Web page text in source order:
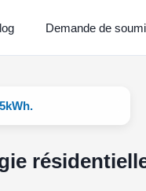
Demande de